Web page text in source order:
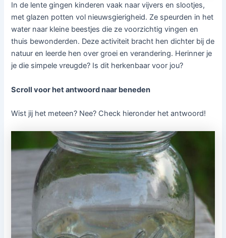
In de lente gingen kinderen vaak naar vijvers en slootjes,
met glazen potten vol nieuwsgierigheid. Ze speurden in het
water naar kleine beestjes die ze voorzichtig vingen en
thuis bewonderden. Deze activiteit bracht hen dichter bij de
natuur en leerde hen over groei en verandering. Herinner je
je die simpele vreugde? Is dit herkenbaar voor jou?
Scroll voor het antwoord naar beneden
Wist jij het meteen? Nee? Check hieronder het antwoord!